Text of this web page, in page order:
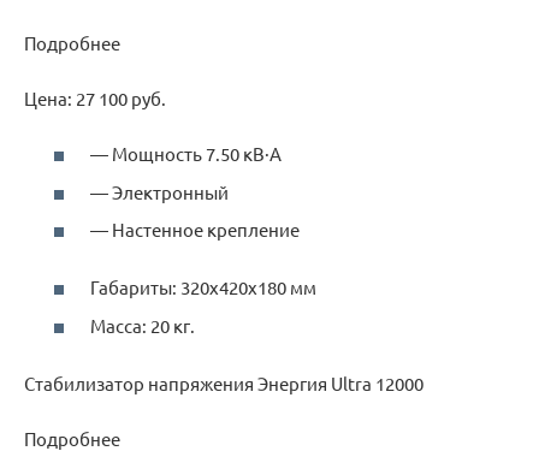
Подробнее
Цена: 27 100 руб.
— Мощность 7.50 кВ·А
— Электронный
— Настенное крепление
Габариты: 320х420х180 мм
Масса: 20 кг.
Стабилизатор напряжения Энергия Ultra 12000
Подробнее